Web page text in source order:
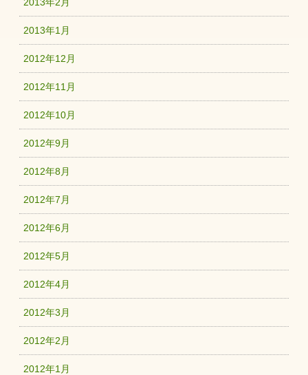
2013年1月
2012年12月
2012年11月
2012年10月
2012年9月
2012年8月
2012年7月
2012年6月
2012年5月
2012年4月
2012年3月
2012年2月
2012年1月